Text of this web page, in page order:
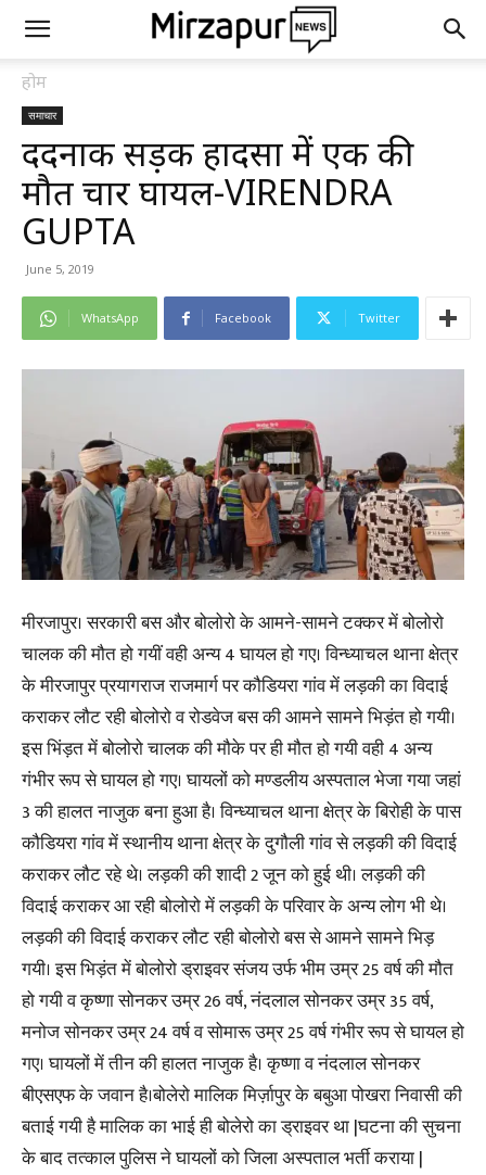
होम
समाचार
दर्दनाक सड़क हादसा में एक की
मौत चार घायल-VIRENDRA
GUPTA
June 5, 2019
WhatsApp Facebook Twitter
मीरजापुर। सरकारी बस और बोलोरो के आमने-सामने टक्कर में बोलोरो
चालक की मौत हो गयीं वही अन्य 4 घायल हो गए। विन्ध्याचल थाना क्षेत्र
के मीरजापुर प्रयागराज राजमार्ग पर कौडियरा गांव में लड़की का विदाई
कराकर लौट रही बोलोरो व रोडवेज बस की आमने सामने भिड़ंत हो गयी।
इस भिंड़त में बोलोरो चालक की मौके पर ही मौत हो गयी वही 4 अन्य
गंभीर रूप से घायल हो गए। घायलों को मण्डलीय अस्पताल भेजा गया जहां
3 की हालत नाजुक बना हुआ है। विन्ध्याचल थाना क्षेत्र के बिरोही के पास
कौडियरा गांव में स्थानीय थाना क्षेत्र के दुगौली गांव से लड़की की विदाई
कराकर लौट रहे थे। लड़की की शादी 2 जून को हुई थी। लड़की की
विदाई कराकर आ रही बोलोरो में लड़की के परिवार के अन्य लोग भी थे।
लड़की की विदाई कराकर लौट रही बोलोरो बस से आमने सामने भिड़
गयी। इस भिड़ंत में बोलोरो ड्राइवर संजय उर्फ भीम उम्र 25 वर्ष की मौत
हो गयी व कृष्णा सोनकर उम्र 26 वर्ष, नंदलाल सोनकर उम्र 35 वर्ष,
मनोज सोनकर उम्र 24 वर्ष व सोमारू उम्र 25 वर्ष गंभीर रूप से घायल हो
गए। घायलों में तीन की हालत नाजुक है। कृष्णा व नंदलाल सोनकर
बीएसएफ के जवान है।बोलेरो मालिक मिर्ज़ापुर के बबुआ पोखरा निवासी की
बताई गयी है मालिक का भाई ही बोलेरो का ड्राइवर था |घटना की सुचना
के बाद तत्काल पुलिस ने घायलों को जिला अस्पताल भर्ती कराया |